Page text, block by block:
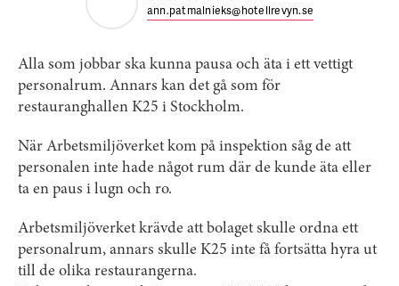
ann.patmalnieks@hotellrevyn.se
Alla som jobbar ska kunna pausa och äta i ett vettigt
personalrum. Annars kan det gå som för
restauranghallen K25 i Stockholm.
När Arbetsmiljöverket kom på inspektion såg de att
personalen inte hade något rum där de kunde äta eller
ta en paus i lugn och ro.
Arbetsmiljöverket krävde att bolaget skulle ordna ett
personalrum, annars skulle K25 inte få fortsätta hyra ut
till de olika restaurangerna.